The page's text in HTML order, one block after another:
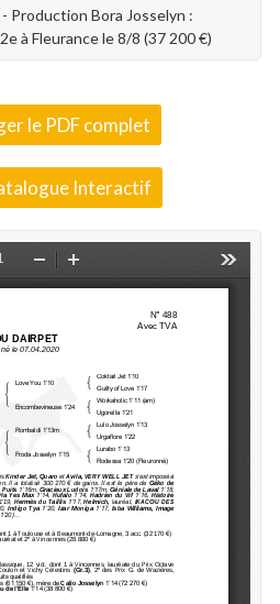
Production Bora Josselyn :
à Fleurance le 8/8 (37 200 €)
le PDF complet
Interactif